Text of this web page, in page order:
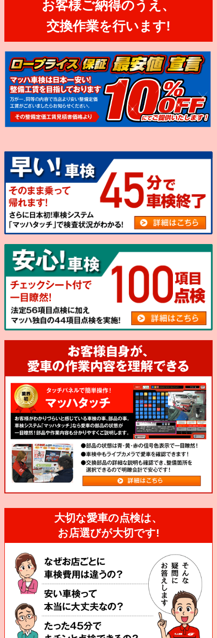
お客様ご納得のうえ、
交換作業を行います!
大切な愛車の点検は、
お店選びが大切です!